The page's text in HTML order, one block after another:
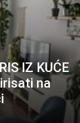
IZ KUĆE
na